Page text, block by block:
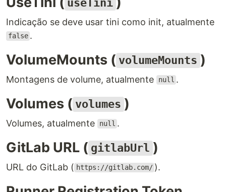
useTini
Indicação se deve usar tini como init, atualmente
false .
VolumeMounts ( volumeMounts )
Montagens de volume, atualmente null .
Volumes ( volumes )
Volumes, atualmente null .
GitLab URL ( gitlabUrl )
URL do GitLab ( https://gitlab.com/ ).